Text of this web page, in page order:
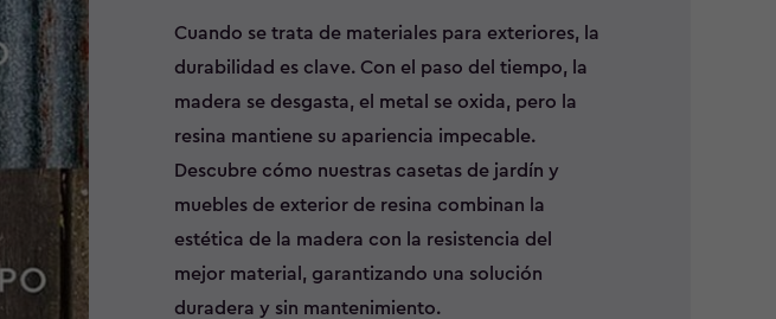
Cuando se trata de materiales para exteriores, la
durabilidad es clave. Con el paso del tiempo, la
madera se desgasta, el metal se oxida, pero la
resina mantiene su apariencia impecable.
Descubre cómo nuestras casetas de jardín y
muebles de exterior de resina combinan la
estética de la madera con la resistencia del
mejor material, garantizando una solución
duradera y sin mantenimiento.